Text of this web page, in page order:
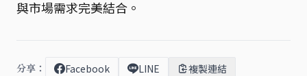
與市場需求完美結合。
分享： Facebook LINE 複製連結